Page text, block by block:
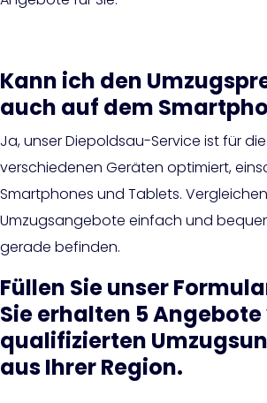
Kann ich den
auch auf dem
Ja, unser Diepoldsau-Service ist für
verschiedenen Geräten optimiert,
Smartphones und Tablets.
Umzugsangebote einfach und
gerade befinden.
Füllen Sie unser
Sie erhalten 5
qualifizierten
aus Ihrer Region.